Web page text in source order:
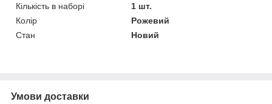
Кількість в наборі
1 шт.
Колір
Рожевий
Стан
Новий
Умови доставки